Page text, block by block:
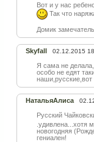
Вот и у нас
Так что
Домик
Skyfall 02.12.2015
Я сама не
особо не едят
наши,русские,вот
НатальяАлиса
Русский
.удивлена...хотя
новогодняя
гениален!